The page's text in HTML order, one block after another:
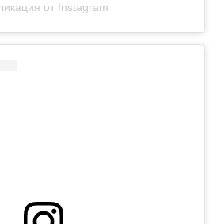
от Instagram